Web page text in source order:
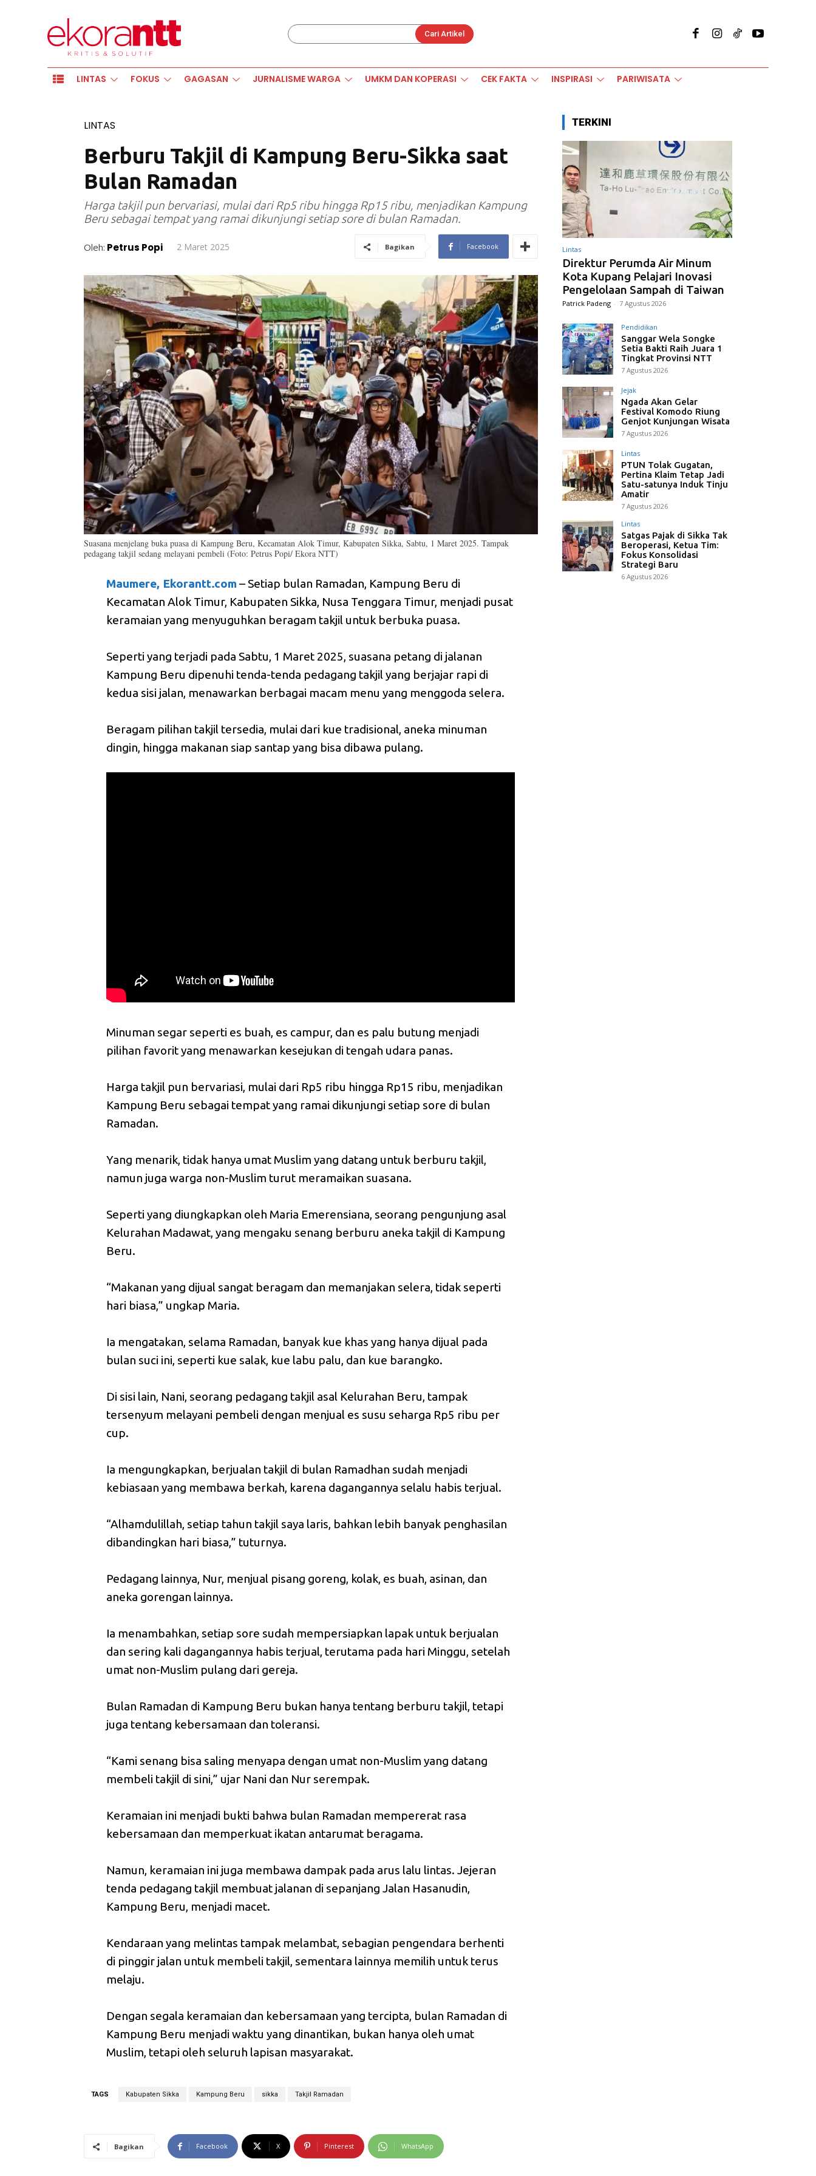
Cari Artikel
LINTAS FOKUS GAGASAN JURNALISME WARGA UMKM DAN KOPERASI CEK FAKTA INSPIRASI PARIWISATA
LINTAS
Berburu Takjil di Kampung Beru-Sikka saat
Bulan Ramadan
Harga takjil pun bervariasi, mulai dari Rp5 ribu hingga Rp15 ribu, menjadikan Kampung
Beru sebagai tempat yang ramai dikunjungi setiap sore di bulan Ramadan.
Oleh: Petrus Popi 2 Maret 2025 Bagikan Facebook
Suasana menjelang buka puasa di Kampung Beru, Kecamatan Alok Timur, Kabupaten Sikka, Sabtu, 1 Maret 2025. Tampak
pedagang takjil sedang melayani pembeli (Foto: Petrus Popi/ Ekora NTT)
Maumere, Ekorantt.com– Setiap bulan Ramadan, Kampung Beru di
Kecamatan Alok Timur, Kabupaten Sikka, Nusa Tenggara Timur, menjadi pusat
keramaian yang menyuguhkan beragam takjil untuk berbuka puasa.
Seperti yang terjadi pada Sabtu, 1 Maret 2025, suasana petang di jalanan
Kampung Beru dipenuhi tenda-tenda pedagang takjil yang berjajar rapi di
kedua sisi jalan, menawarkan berbagai macam menu yang menggoda selera.
Beragam pilihan takjil tersedia, mulai dari kue tradisional, aneka minuman
dingin, hingga makanan siap santap yang bisa dibawa pulang.
Minuman segar seperti es buah, es campur, dan es palu butung menjadi
pilihan favorit yang menawarkan kesejukan di tengah udara panas.
Harga takjil pun bervariasi, mulai dari Rp5 ribu hingga Rp15 ribu, menjadikan
Kampung Beru sebagai tempat yang ramai dikunjungi setiap sore di bulan
Ramadan.
Yang menarik, tidak hanya umat Muslim yang datang untuk berburu takjil,
namun juga warga non-Muslim turut meramaikan suasana.
Seperti yang diungkapkan oleh Maria Emerensiana, seorang pengunjung asal
Kelurahan Madawat, yang mengaku senang berburu aneka takjil di Kampung
Beru.
“Makanan yang dijual sangat beragam dan memanjakan selera, tidak seperti
hari biasa,” ungkap Maria.
Ia mengatakan, selama Ramadan, banyak kue khas yang hanya dijual pada
bulan suci ini, seperti kue salak, kue labu palu, dan kue barangko.
Di sisi lain, Nani, seorang pedagang takjil asal Kelurahan Beru, tampak
tersenyum melayani pembeli dengan menjual es susu seharga Rp5 ribu per
cup.
Ia mengungkapkan, berjualan takjil di bulan Ramadhan sudah menjadi
kebiasaan yang membawa berkah, karena dagangannya selalu habis terjual.
“Alhamdulillah, setiap tahun takjil saya laris, bahkan lebih banyak penghasilan
dibandingkan hari biasa,” tuturnya.
Pedagang lainnya, Nur, menjual pisang goreng, kolak, es buah, asinan, dan
aneka gorengan lainnya.
Ia menambahkan, setiap sore sudah mempersiapkan lapak untuk berjualan
dan sering kali dagangannya habis terjual, terutama pada hari Minggu, setelah
umat non-Muslim pulang dari gereja.
Bulan Ramadan di Kampung Beru bukan hanya tentang berburu takjil, tetapi
juga tentang kebersamaan dan toleransi.
“Kami senang bisa saling menyapa dengan umat non-Muslim yang datang
membeli takjil di sini,” ujar Nani dan Nur serempak.
Keramaian ini menjadi bukti bahwa bulan Ramadan mempererat rasa
kebersamaan dan memperkuat ikatan antarumat beragama.
Namun, keramaian ini juga membawa dampak pada arus lalu lintas. Jejeran
tenda pedagang takjil membuat jalanan di sepanjang Jalan Hasanudin,
Kampung Beru, menjadi macet.
Kendaraan yang melintas tampak melambat, sebagian pengendara berhenti
di pinggir jalan untuk membeli takjil, sementara lainnya memilih untuk terus
melaju.
Dengan segala keramaian dan kebersamaan yang tercipta, bulan Ramadan di
Kampung Beru menjadi waktu yang dinantikan, bukan hanya oleh umat
Muslim, tetapi oleh seluruh lapisan masyarakat.
TAGS Kabupaten Sikka Kampung Beru sikka Takjil Ramadan
Bagikan Facebook X Pinterest WhatsApp
TERKINI
Lintas
Direktur Perumda Air Minum
Kota Kupang Pelajari Inovasi
Pengelolaan Sampah di Taiwan
Patrick Padeng - 7 Agustus 2026
Pendidikan
Sanggar Wela Songke
Setia Bakti Raih Juara 1
Tingkat Provinsi NTT
7 Agustus 2026
Jejak
Ngada Akan Gelar
Festival Komodo Riung
Genjot Kunjungan Wisata
7 Agustus 2026
Lintas
PTUN Tolak Gugatan,
Pertina Klaim Tetap Jadi
Satu-satunya Induk Tinju
Amatir
7 Agustus 2026
Lintas
Satgas Pajak di Sikka Tak
Beroperasi, Ketua Tim:
Fokus Konsolidasi
Strategi Baru
6 Agustus 2026